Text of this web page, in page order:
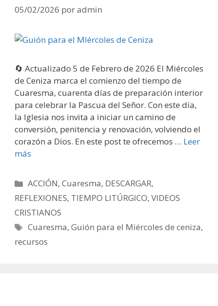
05/02/2026 poradmin
🔄 Actualizado 5 de Febrero de 2026 El Miércoles
de Ceniza marca el comienzo del tiempo de
Cuaresma, cuarenta días de preparación interior
para celebrar la Pascua del Señor. Con este día,
la Iglesia nos invita a iniciar un camino de
conversión, penitencia y renovación, volviendo el
corazón a Dios. En este post te ofrecemos … Leer
más
Categorías
ACCIÓN,Cuaresma, DESCARGAR,
REFLEXIONES, TIEMPO LITÚRGICO, VIDEOS
CRISTIANOS
Etiquetas
Cuaresma,Guión para el Miércoles de ceniza,
recursos